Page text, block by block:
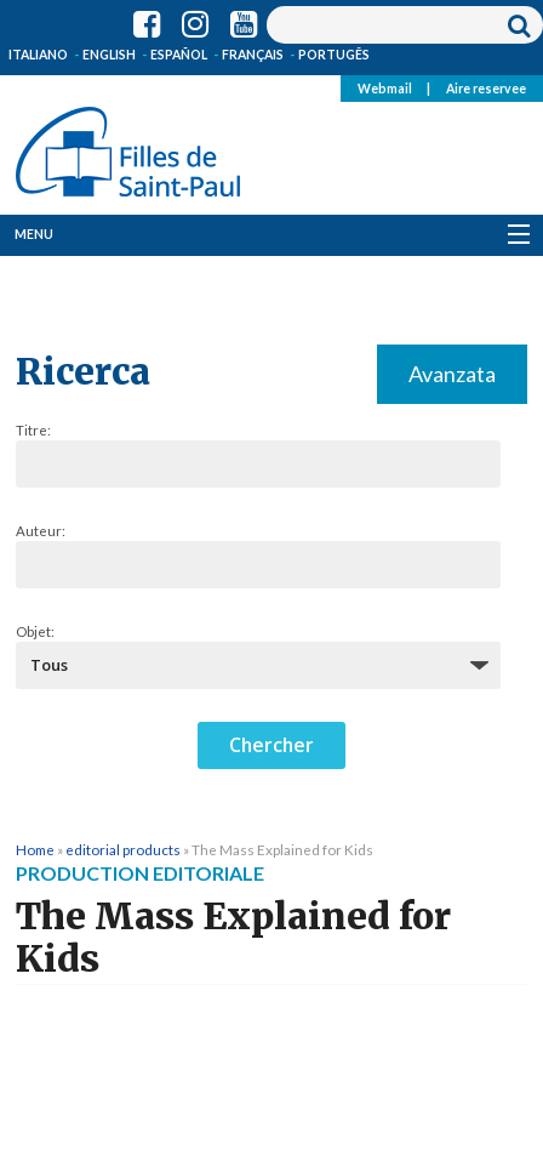
ITALIANO ENGLISH ESPAÑOL FRANÇAIS PORTUGÊS
Webmail Aire reservee
MENU
Ricerca Avanzata
Titre:
Auteur:
Objet:
Home » editorial products »The Mass Explained for Kids
PRODUCTION EDITORIALE
The Mass Explained for
Kids